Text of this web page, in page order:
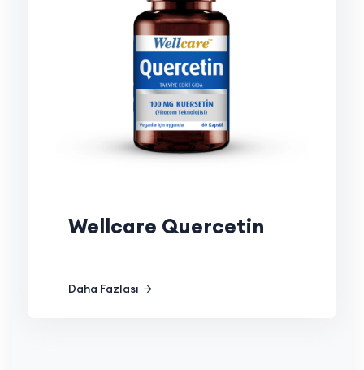
Wellcare Quercetin
Daha Fazlası